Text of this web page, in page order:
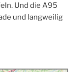
Und die A95
und langweilig